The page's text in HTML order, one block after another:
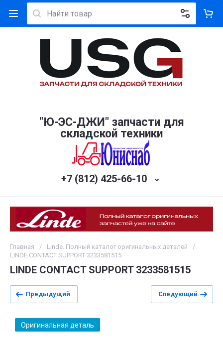
"Ю-ЭС-ДЖИ" запчасти для
складской техники
+7 (812) 425-66-10
Главная / Linde. Полный каталог оригинальных деталей
/
LINDE CONTACT SUPPORT 3233581515
LINDE CONTACT SUPPORT 3233581515
Предыдущий Следующий
Оригинальная деталь